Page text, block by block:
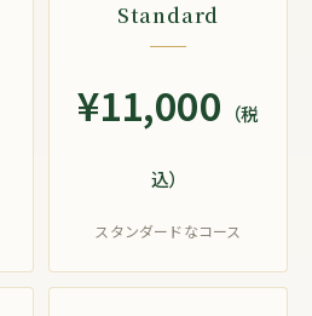
Standard
¥11,000 （税
込）
スタンダードなコース